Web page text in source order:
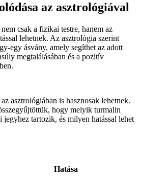
az asztrológiával
nem csak a fizikai testre, hanem az
lehetnek. Az asztrológia szerint
egy ásvány, amely segíthet az adott
megtalálásában és a pozitív
az asztrológiában is hasznosak lehetnek.
hogy melyik turmalin
tartozik, és milyen hatással lehet
Hatása